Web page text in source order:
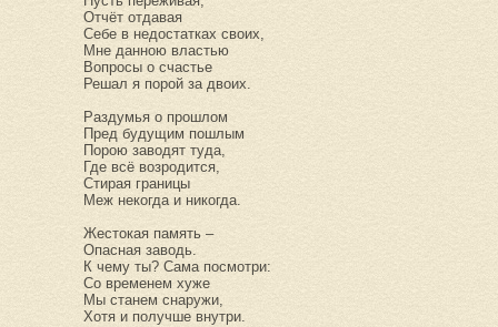
Отчёт отдавая
Себе в недостатках своих,
Мне данною властью
Вопросы о счастье
Решал я порой за двоих.
Раздумья о прошлом
Пред будущим пошлым
Порою заводят туда,
Где всё возродится,
Стирая границы
Меж некогда и никогда.
Жестокая память –
Опасная заводь.
К чему ты? Сама посмотри:
Со временем хуже
Мы станем снаружи,
Хотя и получше внутри.